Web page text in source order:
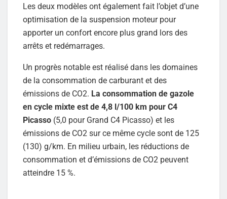
Les deux modèles ont également fait l’objet d’une
optimisation de la suspension moteur pour
apporter un confort encore plus grand lors des
arrêts et redémarrages.
Un progrès notable est réalisé dans les domaines
de la consommation de carburant et des
émissions de CO2. La consommation de gazole
en cycle mixte est de 4,8 l/100 km pour C4
Picasso (5,0 pour Grand C4 Picasso) et les
émissions de CO2 sur ce même cycle sont de 125
(130) g/km. En milieu urbain, les réductions de
consommation et d’émissions de CO2 peuvent
atteindre 15 %.